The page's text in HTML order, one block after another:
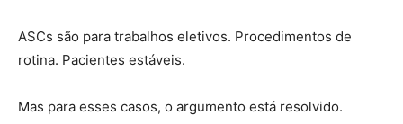
ASCs são para trabalhos eletivos. Procedimentos de
rotina. Pacientes estáveis.
Mas para esses casos, o argumento está resolvido.